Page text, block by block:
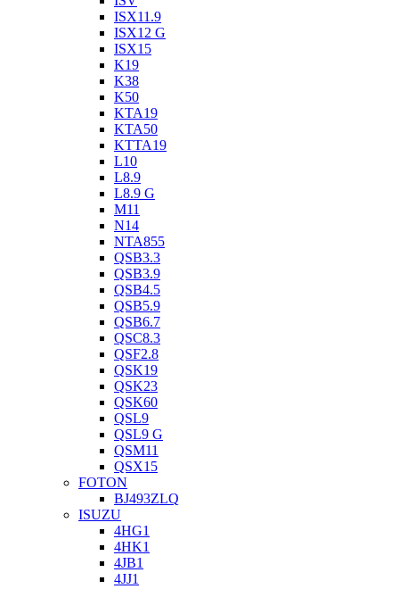
ISX11.9
ISX12 G
ISX15
K19
K38
K50
KTA19
KTA50
KTTA19
L10
L8.9
L8.9 G
M11
N14
NTA855
QSB3.3
QSB3.9
QSB4.5
QSB5.9
QSB6.7
QSC8.3
QSF2.8
QSK19
QSK23
QSK60
QSL9
QSL9 G
QSM11
QSX15
FOTON
BJ493ZLQ
ISUZU
4HG1
4HK1
4JB1
4JJ1